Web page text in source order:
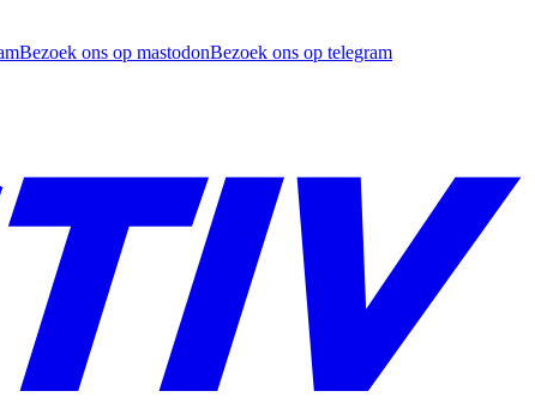
Bezoek ons op mastodonBezoek ons op telegram